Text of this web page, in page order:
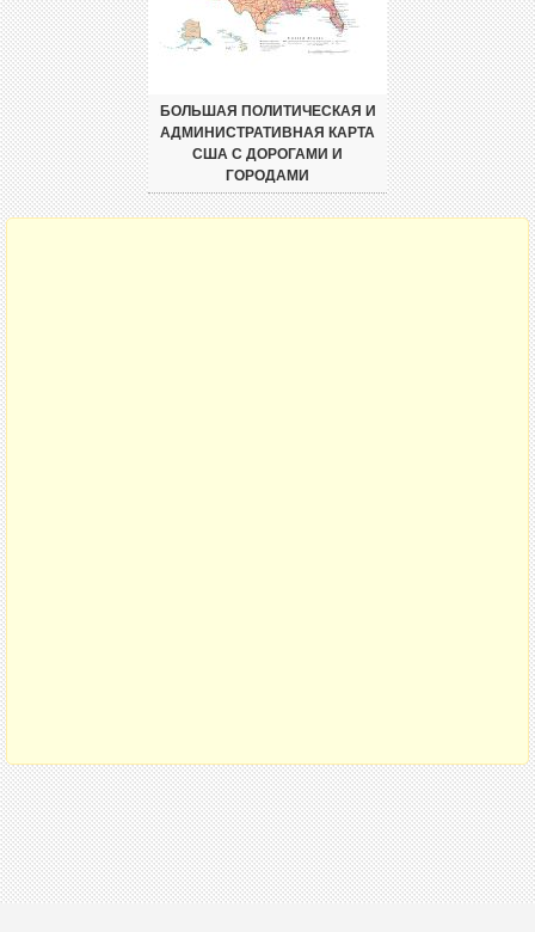
БОЛЬШАЯ ПОЛИТИЧЕСКАЯ И
АДМИНИСТРАТИВНАЯ КАРТА
США С ДОРОГАМИ И
ГОРОДАМИ